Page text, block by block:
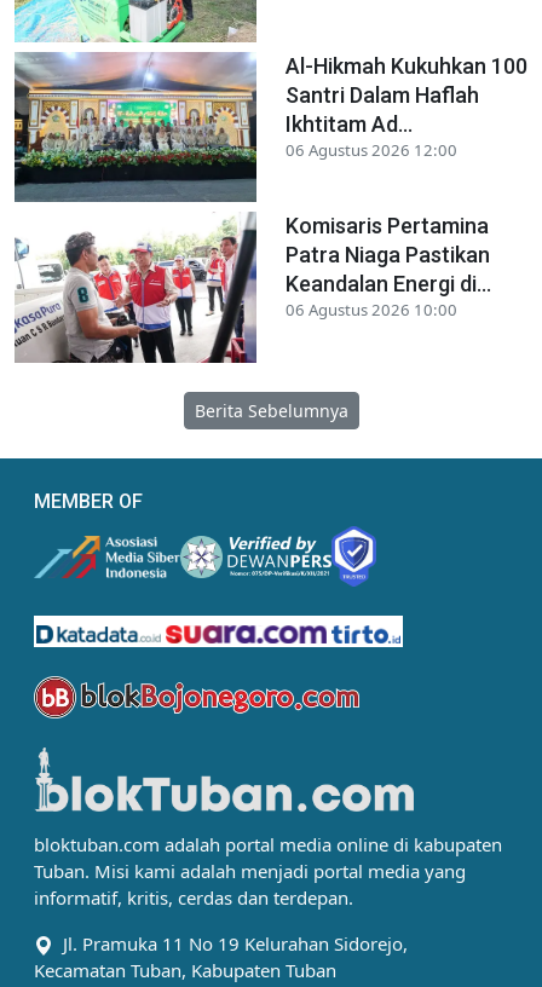
Al-Hikmah Kukuhkan 100
Santri Dalam Haflah
Ikhtitam Ad...
06 Agustus 2026 12:00
Komisaris Pertamina
Patra Niaga Pastikan
Keandalan Energi di...
06 Agustus 2026 10:00
Berita Sebelumnya
MEMBER OF
bloktuban.com adalah portal media online di kabupaten
Tuban. Misi kami adalah menjadi portal media yang
informatif, kritis, cerdas dan terdepan.
Jl. Pramuka 11 No 19 Kelurahan Sidorejo,
Kecamatan Tuban, Kabupaten Tuban